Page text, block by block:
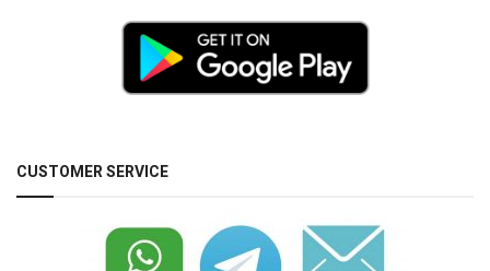
CUSTOMER SERVICE